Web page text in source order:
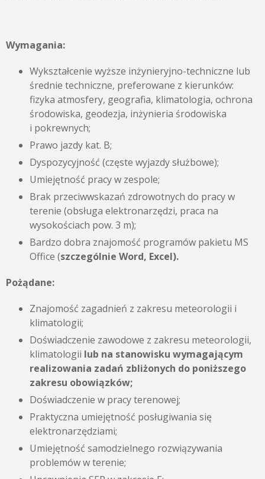
Wymagania:
Wykształcenie wyższe inżynieryjno-techniczne lub
średnie techniczne, preferowane z kierunków:
fizyka atmosfery, geografia, klimatologia, ochrona
środowiska, geodezja, inżynieria środowiska
i pokrewnych;
Prawo jazdy kat. B;
Dyspozycyjność (częste wyjazdy służbowe);
Umiejętność pracy w zespole;
Brak przeciwwskazań zdrowotnych do pracy w
terenie (obsługa elektronarzędzi, praca na
wysokościach pow. 3 m);
Bardzo dobra znajomość programów pakietu MS
Office (szczególnie Word, Excel).
Pożądane:
Znajomość zagadnień z zakresu meteorologii i
klimatologii;
Doświadczenie zawodowe z zakresu meteorologii,
klimatologii lub na stanowisku wymagającym
realizowania zadań zbliżonych do poniższego
zakresu obowiązków;
Doświadczenie w pracy terenowej;
Praktyczna umiejętność posługiwania się
elektronarzędziami;
Umiejętność samodzielnego rozwiązywania
problemów w terenie;